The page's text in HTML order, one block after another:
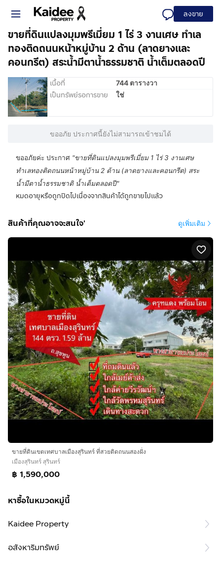
ลงขาย
ขายที่ดินแปลงมุมพรีเมี่ยม 1 ไร่ 3 งานเศษ ทำเล
ทองติดถนนหน้าหมู่บ้าน 2 ด้าน (ลาดยางและ
คอนกรีต) สระน้ำมีตาน้ำธรรมชาติ น้ำเต็มตลอดปี
เนื้อที่ 744 ตารางวา
เป็นทรัพย์รอการขาย ใช่
ขออภัย ประกาศนี้ยังไม่สามารถเข้าชมได้
ขออภัยค่ะ ประกาศ "ขายที่ดินแปลงมุมพรีเมี่ยม 1 ไร่ 3 งานเศษ
ทำเลทองติดถนนหน้าหมู่บ้าน 2 ด้าน (ลาดยางและคอนกรีต) สระ
น้ำมีตาน้ำธรรมชาติ น้ำเต็มตลอดปี"
หมดอายุหรือถูกปิดไปเนื่องจากสินค้าได้ถูกขายไปแล้ว
สินค้าที่คุณอาจจะสนใจ' ดูเพิ่มเติม
ขายที่ดินเขตเทศบาลเมืองสุรินทร์ ที่สวยติดถนนสองฝั่ง
เมืองสุรินทร์ สุรินทร์
฿ 1,590,000
หาซื้อในหมวดหมู่นี้
Kaidee Property
อสังหาริมทรัพย์